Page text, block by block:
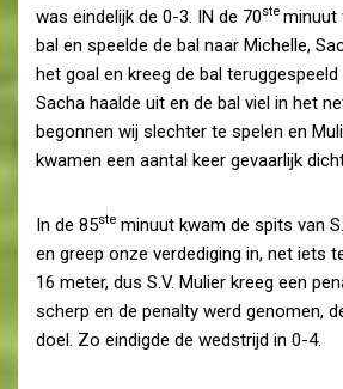
was eindelijk de 0-3. IN de 70ste minuut
bal en speelde de bal naar Michelle,
het goal en kreeg de bal
Sacha haalde uit en de bal viel in het
begonnen wij slechter te spelen en
kwamen een aantal keer gevaarlijk
In de 85ste minuut kwam de spits van
en greep onze verdediging in, net iets
16 meter, dus S.V. Mulier kreeg een
scherp en de penalty werd genomen,
doel. Zo eindigde de wedstrijd in 0-4.